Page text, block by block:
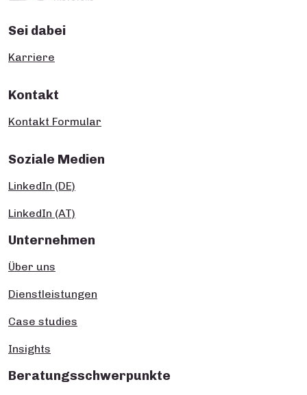
Sei dabei
Karriere
Kontakt
Kontakt Formular
Soziale Medien
LinkedIn (DE)
LinkedIn (AT)
Unternehmen
Über uns
Dienstleistungen
Case studies
Insights
Beratungsschwerpunkte